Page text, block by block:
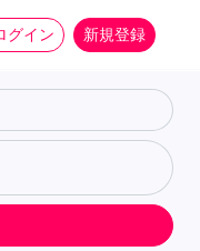
グイン 新規登録